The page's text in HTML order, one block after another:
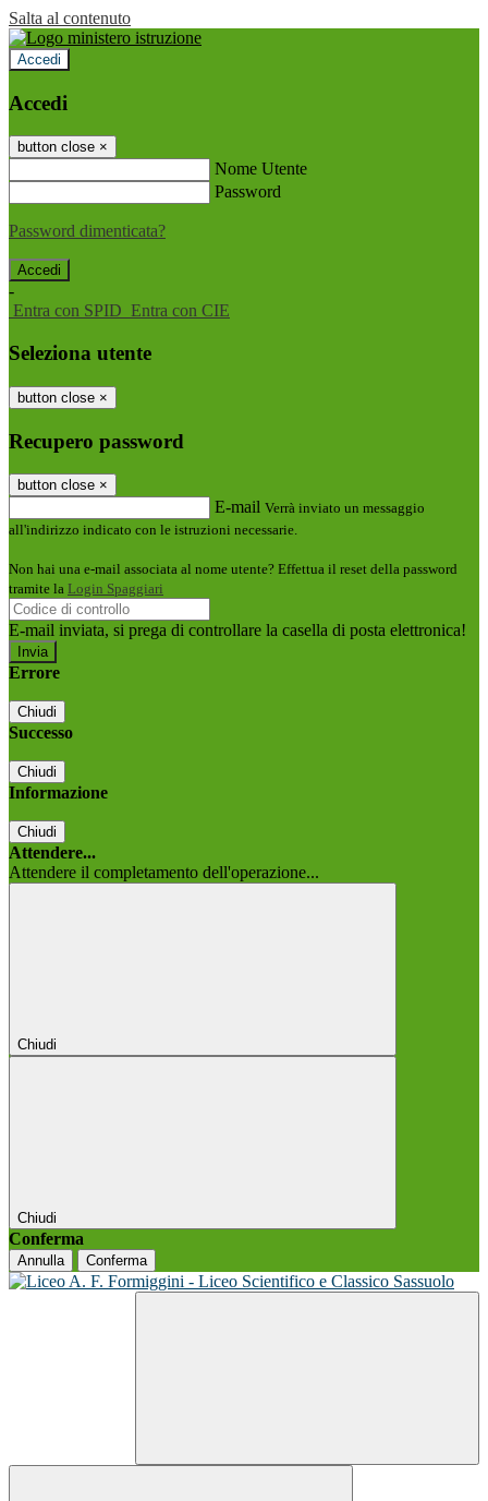
Salta al contenuto
Accedi
Accedi
button close ×
Nome Utente
Password
Password dimenticata?
-
Entra con SPID Entra con CIE
Seleziona utente
button close ×
Recupero password
button close ×
E-mail Verrà inviato un messaggio
all'indirizzo indicato con le istruzioni necessarie.
Non hai una e-mail associata al nome utente? Effettua il reset della password
tramite la Login Spaggiari
E-mail inviata, si prega di controllare la casella di posta elettronica!
Errore
Chiudi
Successo
Chiudi
Informazione
Chiudi
Attendere...
Attendere il completamento dell'operazione...
Chiudi
Chiudi
Conferma
Annulla Conferma